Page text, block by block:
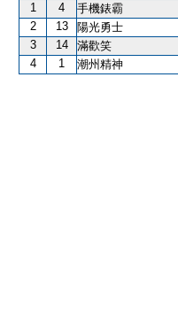
1 4 手機錶霸
2
13 陽光勇士
3
14 滿歡笑
4
1 潮州精神